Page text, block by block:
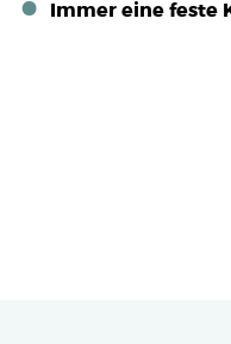
Immer eine feste